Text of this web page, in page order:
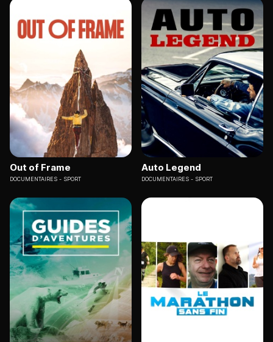
Out of Frame
DOCUMENTAIRES SPORT
Auto Legend
DOCUMENTAIRES SPORT